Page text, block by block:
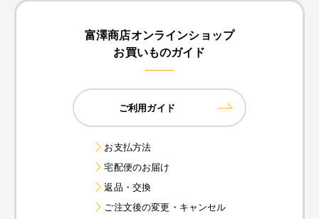
富澤商店オンラインショップ
お買いものガイド
ご利用ガイド
お支払方法
宅配便のお届け
返品・交換
ご注文後の変更・キャンセル